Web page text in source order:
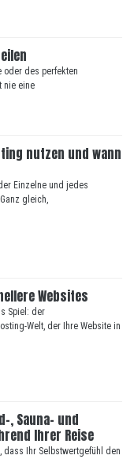
oder des perfekten
nie eine
nutzen und wann
Einzelne und jedes
gleich,
Websites
Spiel: der
Welt, der Ihre Website in
, Sauna- und
Ihrer Reise
dass Ihr Selbstwertgefühl den